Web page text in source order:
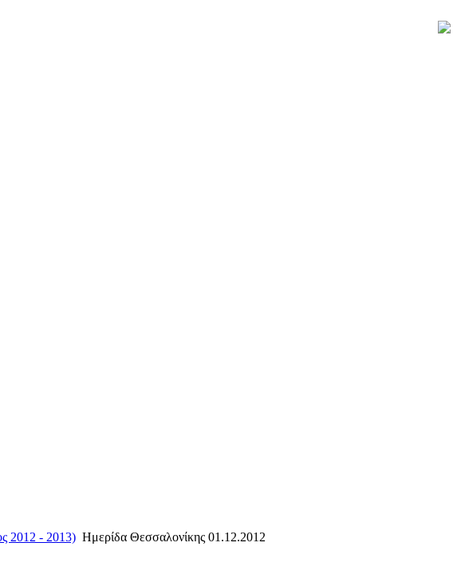
2012 - 2013) Ημερίδα Θεσσαλονίκης 01.12.2012